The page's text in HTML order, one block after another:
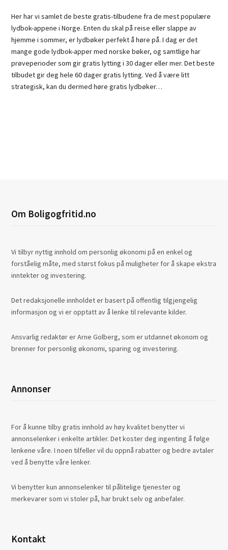
Her har vi samlet de beste gratis-tilbudene fra de mest populære
lydbok-appene i Norge. Enten du skal på reise eller slappe av
hjemme i sommer, er lydbøker perfekt å høre på. I dag er det
mange gode lydbok-apper med norske bøker, og samtlige har
prøveperioder som gir gratis lytting i 30 dager eller mer. Det beste
tilbudet gir deg hele 60 dager gratis lytting. Ved å være litt
strategisk, kan du dermed høre gratis lydbøker…
Om Boligogfritid.no
Vi tilbyr nyttig innhold om personlig økonomi på en enkel og
forståelig måte, med størst fokus på muligheter for å skape ekstra
inntekter og investering.
Det redaksjonelle innholdet er basert på offentlig tilgjengelig
informasjon og vi er opptatt av å lenke til relevante kilder.
Ansvarlig redaktør er Arne Golberg, som er utdannet økonom og
brenner for personlig økonomi, sparing og investering.
Annonser
For å kunne tilby gratis innhold av høy kvalitet benytter vi
annonselenker i enkelte artikler. Det koster deg ingenting å følge
lenkene våre. I noen tilfeller vil du oppnå rabatter og bedre avtaler
ved å benytte våre lenker.
Vi benytter kun annonselenker til pålitelige tjenester og
merkevarer som vi stoler på, har brukt selv og anbefaler.
Kontakt